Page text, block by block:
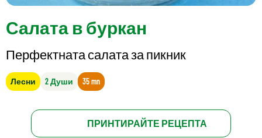
Салата в буркан
Перфектната салата за пикник
Лесни 2 Души 35 mn
ПРИНТИРАЙТЕ РЕЦЕПТА